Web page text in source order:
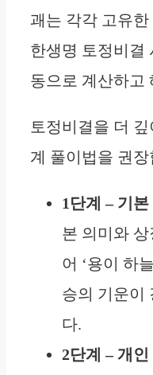
괘는 각각 고유
한생명 토정비결
동으로 계산하고
토정비결을 더
계 풀이법을 권장
1단계 – 기
본 의미와
어 ‘용이 하
승의 기운이
다.
2단계 – 개인